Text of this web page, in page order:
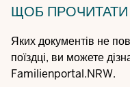
ЩОБ ПРОЧИТАТИ
Яких документів не
поїздці, ви можете
Familienportal.NRW.